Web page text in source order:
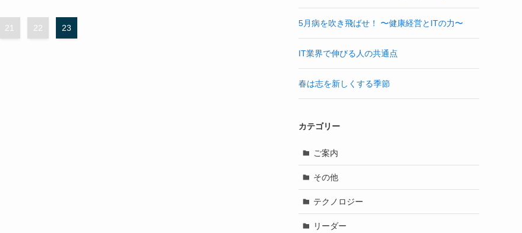
21 22 23 5月病を吹き飛ばせ！ 〜健康経営とITの力〜
IT業界で伸びる人の共通点
春は志を新しくする季節
カテゴリー
ご案内
その他
テクノロジー
リーダー